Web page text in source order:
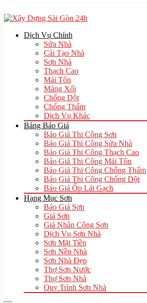
Dịch Vụ Chính
Sửa Nhà
Cải Tạo Nhà
Sơn Nhà
Thạch Cao
Mái Tôn
Máng Xối
Chống Dột
Chống Thấm
Dịch Vụ Khác
Bảng Báo Giá
Báo Giá Thi Công Sơn
Báo Giá Thi Công Sửa Nhà
Báo Giá Thi Công Thạch Cao
Báo Giá Thi Công Mái Tôn
Báo Giá Thi Công Chống Thấm
Báo Giá Thi Công Chống Dột
Báo Giá Ốp Lát Gạch
Hạng Mục Sơn
Báo Giá Sơn
Giá Sơn
Giá Nhân Công Sơn
Dịch Vụ Sơn Nhà
Sơn Mặt Tiền
Sơn Nền Nhà
Sơn Nhà Đẹp
Thợ Sơn Nước
Thợ Sơn Nhà
Quy Trình Sơn Nhà